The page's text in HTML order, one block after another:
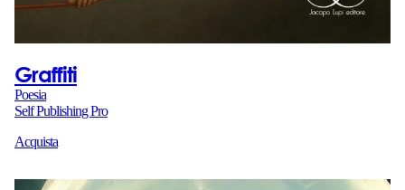
Graffiti
Poesia
Self Publishing Pro
Acquista